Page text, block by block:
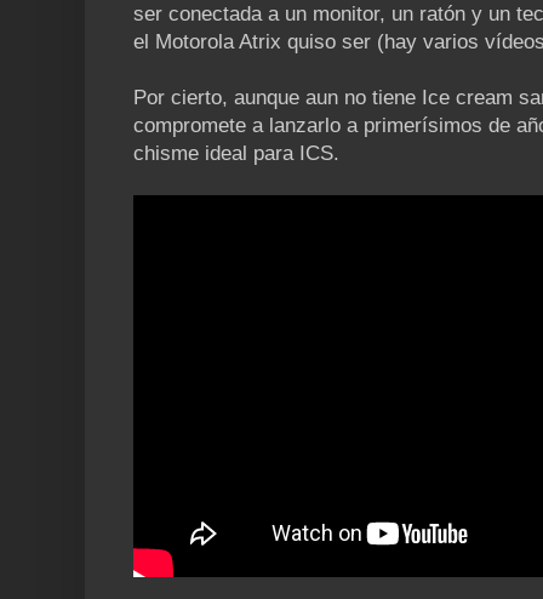
ser conectada a un monitor, un ratón y un
el Motorola Atrix quiso ser (hay varios
Por cierto, aunque aun no tiene Ice cream
compromete a lanzarlo a primerísimos de
chisme ideal para ICS.